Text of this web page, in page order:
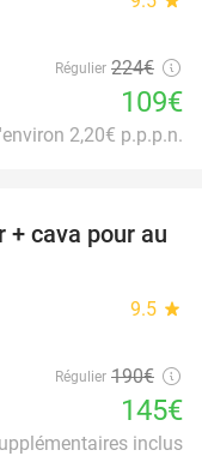
Régulier 224€
109€
2,20€ p.p.p.n.
24%
+ cava pour au
9.5 star
Régulier 190€
145€
inclus